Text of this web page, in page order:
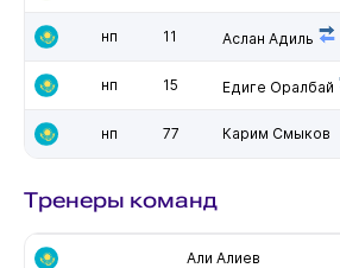
нп 11 Аслан Адиль
нп 15 Едиге Оралбай
нп 77 Карим Смыков
Тренеры команд
Али Алиев